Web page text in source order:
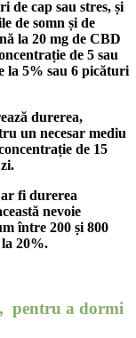
de cap sau stres, și
de somn și de
la 20 mg de CBD
de 5 sau
la 5% sau 6 picături
durerea,
un necesar mediu
de 15
fi durerea
nevoie
între 200 și 800
20%.
pentru a dormi